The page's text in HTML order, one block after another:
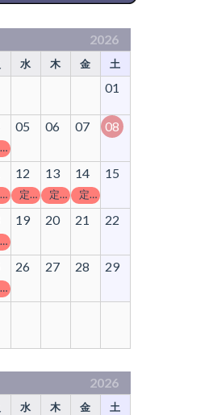
2026
水 木 金 土
01
定休日
05 06 07 08
定休日
12
定休日
13
定休日
14
定休日
15
定休日
19 20 21 22
定休日
26 27 28 29
2026
水 木 金 土